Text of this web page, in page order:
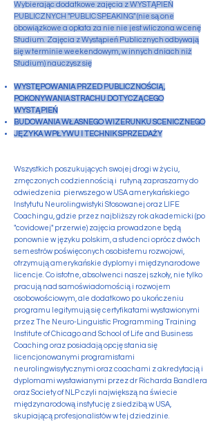
Wybierając dodatkowe zajęcia z WYSTĄPIEŃ
PUBLICZNYCH "PUBLIC SPEAKING" (nie są one
obowiązkowe a opłata za nie nie jest wliczona w cenę
Studium. Zajęcia z Wystąpień Publicznych odbywają
się w terminie weekendowym , w innych dniach niż
Studium) nauczysz się
WYSTĘPOWANIA PRZED PUBLICZNOŚCIĄ,
POKONYWANIA STRACHU DOTYCZĄCEGO
WYSTĄPIEŃ
BUDOWANIA WŁASNEGO WIZERUNKU SCENICZNEGO
JĘZYKA WPŁYWU I TECHNIK SPRZEDAŻY
Wszystkich poszukujących swojej drogi w życiu,
zmęczonych codziennością i rutyną zapraszamy do
odwiedzenia pierwszego w USA amerykańskiego
Instytutu Neurolingwistyki Stosowanej oraz LIFE
Coachingu, gdzie przez najbliższy rok akademicki (po
"covidowej" przerwie) zajęcia prowadzone będą
ponownie w języku polskim, a studenci oprócz dwóch
semestrów poświęconych osobistemu rozwojowi,
otrzymują amerykańskie dyplomy i międzynarodowe
licencje. Co istotne, absolwenci naszej szkoły, nie tylko
pracują nad samoświadomością i rozwojem
osobowościowym, ale dodatkowo po ukończeniu
programu legitymują się certyfikatami wystawionymi
przez The Neuro-Linguistic Programming Training
Institute of Chicago and School of Life and Business
Coaching oraz posiadają opcję stania się
licencjonowanymi programistami
neurolingwisytycznymi oraz coachami z akredytacją i
dyplomami wystawianymi przez dr Richarda Bandlera
oraz Society of NLP czyli największą na świecie
międzynarodową instytucję z siedzibą w USA,
skupiającą profesjonalistów w tej dziedzinie.